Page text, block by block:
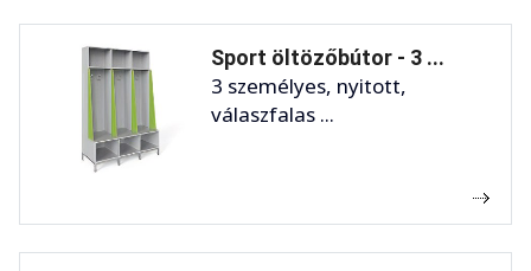
Sport öltözőbútor - 3 ...
3 személyes, nyitott,
válaszfalas ...